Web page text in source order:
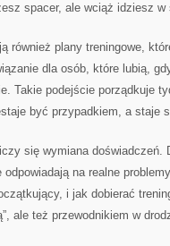
spacer, ale wciąż idziesz w
również plany treningowe,
dla osób, które lubią,
Takie podejście porządkuje
być przypadkiem, a staje
się wymiana doświadczeń.
na realne
i jak dobierać
ale też przewodnikiem w